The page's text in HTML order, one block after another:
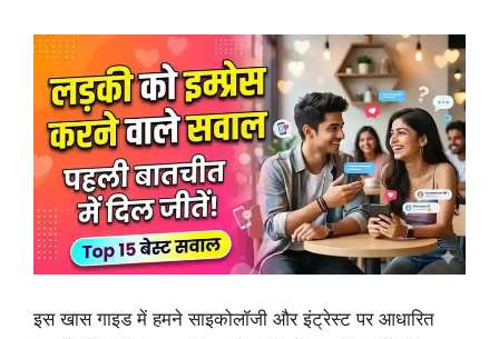
इस खास गाइड में हमने साइकोलॉजी और इंट्रेस्ट पर आधारित